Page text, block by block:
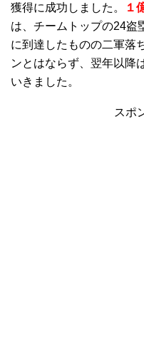
獲得に成功しました。
１
は、チームトップの24盗
に到達したものの二軍落
ンとはならず、翌年以降
いきました。
スポ